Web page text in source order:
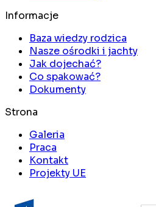
Informacje
Baza wiedzy rodzica
Nasze ośrodki i jachty
Jak dojechać?
Co spakować?
Dokumenty
Strona
Galeria
Praca
Kontakt
Projekty UE